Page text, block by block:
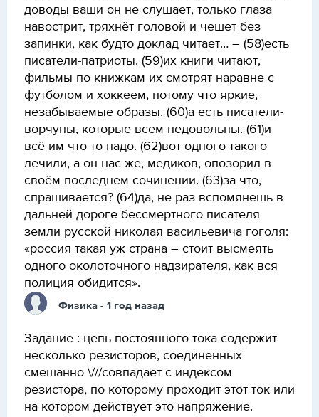
доводы ваши он не слушает, только глаза
навострит, тряхнёт головой и чешет без
запинки, как будто доклад читает… – (58)есть
писатели-патриоты. (59)их книги читают,
фильмы по книжкам их смотрят наравне с
футболом и хоккеем, потому что яркие,
незабываемые образы. (60)а есть писатели-
ворчуны, которые всем недовольны. (61)и
всё им что-то надо. (62)вот одного такого
лечили, а он нас же, медиков, опозорил в
своём последнем сочинении. (63)за что,
спрашивается? (64)да, не раз вспомянешь в
дальней дороге бессмертного писателя
земли русской николая васильевича гоголя:
«россия такая уж страна – стоит высмеять
одного околоточного надзирателя, как вся
полиция обидится».
Физика - 1 год назад
Задание : цепь постоянного тока содержит
несколько резисторов, соединенных
смешанно \///совпадает с индексом
резистора, по которому проходит этот ток или
на котором действует это напряжение.